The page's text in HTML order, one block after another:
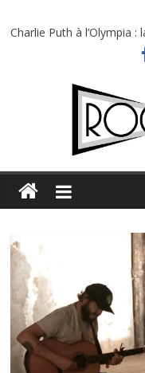
Charlie Puth à l’Olympia
Festival Triptyque : un
Hellfest 2026 vendredi :
Hellfest 2026 jeudi :
Première édition du